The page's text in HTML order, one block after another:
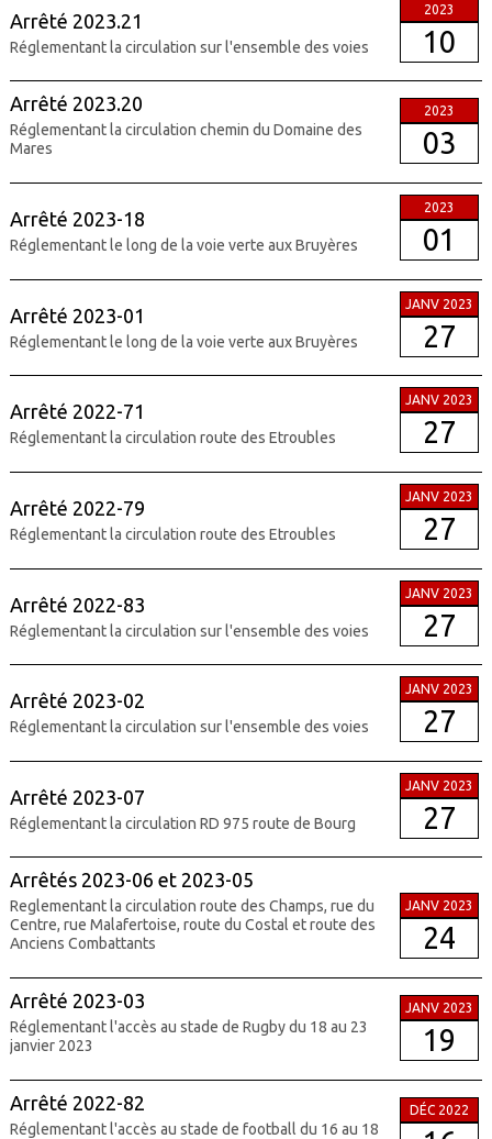
Arrêté 2023.21
Réglementant la circulation sur l'ensemble des voies
2023
10
Arrêté 2023.20
Réglementant la circulation chemin du Domaine des
Mares
2023
03
Arrêté 2023-18
Réglementant le long de la voie verte aux Bruyères
2023
01
Arrêté 2023-01
Réglementant le long de la voie verte aux Bruyères
JANV 2023
27
Arrêté 2022-71
Réglementant la circulation route des Etroubles
JANV 2023
27
Arrêté 2022-79
Réglementant la circulation route des Etroubles
JANV 2023
27
Arrêté 2022-83
Réglementant la circulation sur l'ensemble des voies
JANV 2023
27
Arrêté 2023-02
Réglementant la circulation sur l'ensemble des voies
JANV 2023
27
Arrêté 2023-07
Réglementant la circulation RD 975 route de Bourg
JANV 2023
27
Arrêtés 2023-06 et 2023-05
Reglementant la circulation route des Champs, rue du
Centre, rue Malafertoise, route du Costal et route des
Anciens Combattants
JANV 2023
24
Arrêté 2023-03
Réglementant l'accès au stade de Rugby du 18 au 23
janvier 2023
JANV 2023
19
Arrêté 2022-82
Réglementant l'accès au stade de football du 16 au 18
DÉC 2022